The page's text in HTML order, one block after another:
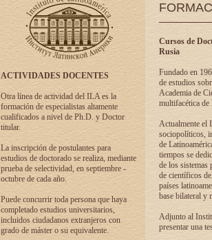
ACTIVIDADES DOCENTES
Otra línea de actividad del ILA es la
formación de especialistas altamente
cualificados a nivel de Ph.D. y Doctor
titular.
La inscripción de postulantes para
estudios de doctorado se realiza, mediante
prueba de selectividad, en septiembre -
octubre de cada año.
Puede concurrir toda persona que haya
completado estudios universitarios,
incluidos ciudadanos extranjeros con
grado de máster o su equivalente.
Cursos de
Rusia
Fundado en
de estudios
Academia de
multifacética de
Actualmente el
sociopolíticos,
de
tiempos se
de los sistemas
de científicos
países
base bilateral y
Adjunto al
presentar una